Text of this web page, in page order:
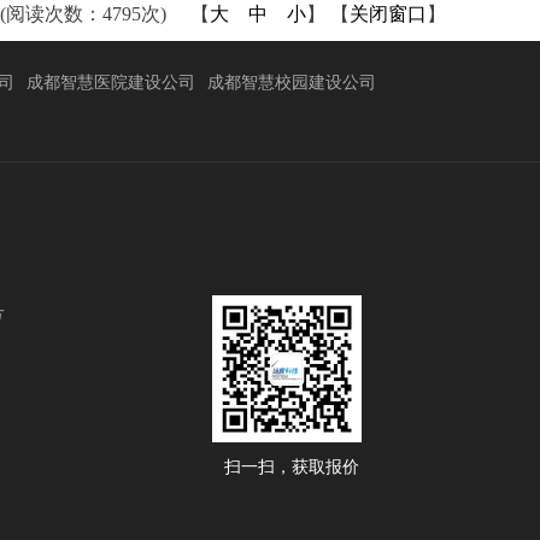
(阅读次数：4795次) 【 大 中 小】 【 关闭窗口 】
成都智慧医院建设公司 成都智慧校园建设公司
扫一扫，获取报价